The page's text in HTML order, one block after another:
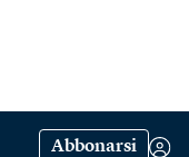
Abbonarsi